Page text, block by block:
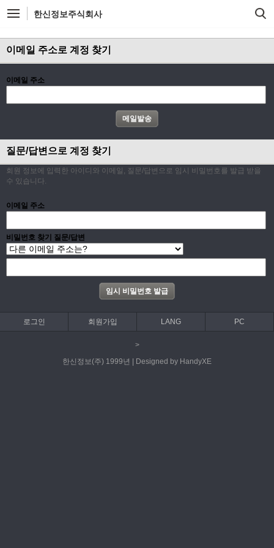
한신정보주식회사
이메일 주소로 계정 찾기
이메일 주소
질문/답변으로 계정 찾기
회원 정보에 입력한 아이디와 이메일, 질문/답변으로 임시 비밀번호를 발급 받을
수 있습니다.
이메일 주소
비밀번호 찾기 질문/답변
로그인 회원가입 LANG PC
>
한신정보(주) 1999년 | Designed by HandyXE